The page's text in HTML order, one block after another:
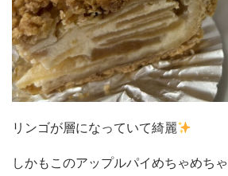
リンゴが層になっていて綺麗
しかもこのアップルパイめちゃめち